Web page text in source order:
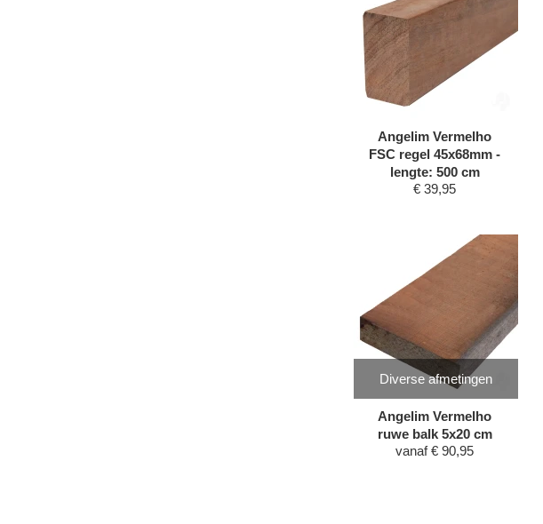
Angelim Vermelho
FSC regel 45x68mm -
lengte: 500 cm
€ 39,95
Diverse afmetingen
Angelim Vermelho
ruwe balk 5x20 cm
vanaf € 90,95